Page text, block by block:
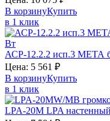
В корзинуКупить
в 1 клик
АСР-12.2.2 исп.3 МЕТА
Цена: 5 561 ₽
В корзинуКупить
в 1 клик
LPA-20M LPA